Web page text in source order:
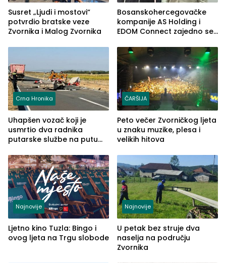
Susret „Ljudi i mostovi“
potvrdio bratske veze
Zvornika i Malog Zvornika
Bosanskohercegovačke
kompanije AS Holding i
EDOM Connect zajedno se
Crna Hronika
Uhapšen vozač koji je
usmrtio dva radnika
putarske službe na putu
(FOTO)
ČARŠIJA
Peto večer Zvorničkog ljeta
u znaku muzike, plesa i
velikih hitova
Najnovije
Ljetno kino Tuzla: Bingo i
ovog ljeta na Trgu slobode
Najnovije
U petak bez struje dva
naselja na području
Zvornika